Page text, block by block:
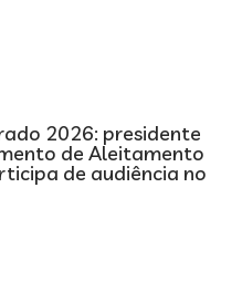
2026: presidente
de Aleitamento
de audiência no